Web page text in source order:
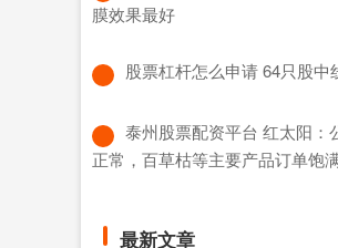
膜效果最好
股票杠杆怎么申请 64只股
泰州股票配资平台 红太阳：
正常，百草枯等主要产品订单饱
最新文章